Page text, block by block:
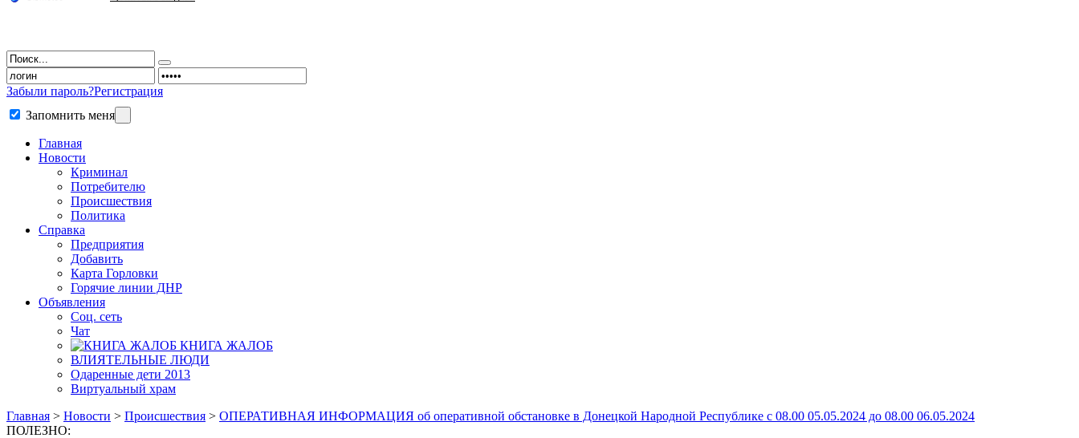
Забыли пароль?Регистрация
Запомнить меня
Главная
Новости
Криминал
Потребителю
Происшествия
Политика
Справка
Предприятия
Добавить
Карта Горловки
Горячие линии ДНР
Объявления
Соц. сеть
Чат
КНИГА ЖАЛОБ
ВЛИЯТЕЛЬНЫЕ ЛЮДИ
Одаренные дети 2013
Виртуальный храм
Главная > Новости > Происшествия > ОПЕРАТИВНАЯ ИНФОРМАЦИЯ об оперативной обстановке в Донецкой Народной Республике с 08.00 05.05.2024 до 08.00 06.05.2024
ПОЛЕЗНО: